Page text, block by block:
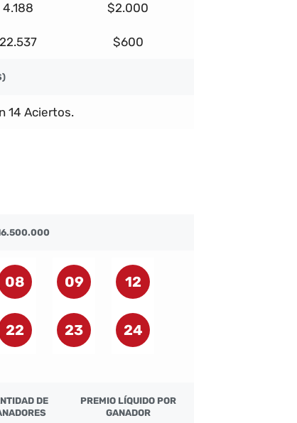
4.188 $2.000
22.537 $600
14 Aciertos.
08 09 12
22 23 24
DE
PREMIO LÍQUIDO POR
GANADOR